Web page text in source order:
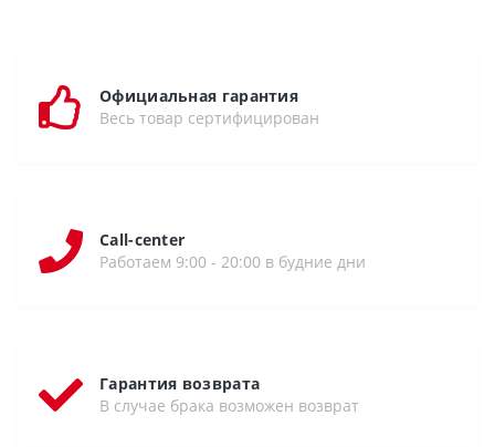
Официальная гарантия
Весь товар сертифицирован
Call-center
Работаем 9:00 - 20:00 в будние дни
Гарантия возврата
В случае брака возможен возврат